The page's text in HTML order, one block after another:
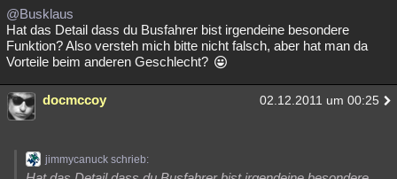
Astronomie
Musik Clash Verbesserungen Allmystery English
Übersichten
Besucht Teilgenommen Geschlossen
@Busklaus
Hat das Detail dass du Busfahrer bist irgendeine besondere
Funktion? Also versteh mich bitte nicht falsch, aber hat man da
Vorteile beim anderen Geschlecht?
docmccoy 02.12.2011 um 00:25
jimmycanuck schrieb: